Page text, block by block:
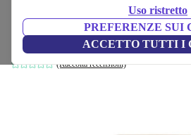
Uso ristretto
PREFERENZE SUI
ACCETTO TUTTI I
Mark Sand
marrone
(Raccolta recensioni)